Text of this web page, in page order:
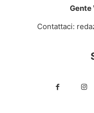
Gente
Contattaci: